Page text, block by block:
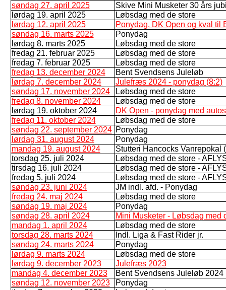
søndag 27. april 2025
Skive Mini Musketer 30 års
lørdag 19. april 2025
Løbsdag med de store
lørdag 12. april 2025
Ponydag, DK Open og kval til
søndag 16. marts 2025
Ponydag
lørdag 8. marts 2025
Løbsdag med de store
fredag 21. februar 2025
Løbsdag med de store
fredag 7. februar 2025
Løbsdag med de store
fredag 13. december 2024
Bent Svendsens Juleløb
lørdag 7. december 2024
Julefræs 2024 - ponydag (8:2)
søndag 17. november 2024
Løbsdag med de store
fredag 8. november 2024
Løbsdag med de store
lørdag 19. oktober 2024
DK Open - ponydag med
fredag 11. oktober 2024
Løbsdag med de store
søndag 22. september 2024 Ponydag
lørdag 31. august 2024
Ponydag
mandag 19. august 2024
Stutteri Hancocks Vanrepokal
torsdag 25. juli 2024
Løbsdag med de store -
tirsdag 16. juli 2024
Løbsdag med de store -
fredag 5. juli 2024
Løbsdag med de store -
søndag 23. juni 2024
JM indl. afd. - Ponydag
fredag 24. maj 2024
Løbsdag med de store
søndag 19. maj 2024
Ponydag
søndag 28. april 2024
Mini Musketer - Løbsdag med
mandag 1. april 2024
Løbsdag med de store
torsdag 28. marts 2024
Indl. Liga & Fast Rider jr.
søndag 24. marts 2024
Ponydag
lørdag 9. marts 2024
Løbsdag med de store
lørdag 9. december 2023
Julefræs 2023
mandag 4. december 2023
Bent Svendsens Juleløb 2024
søndag 12. november 2023
Ponydag